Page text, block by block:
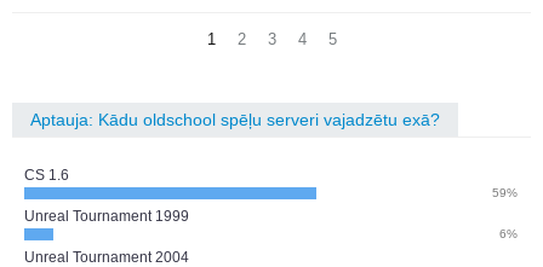
1 2 3 4 5
Aptauja: Kādu oldschool spēļu serveri vajadzētu exā?
CS 1.6
59%
Unreal Tournament 1999
6%
Unreal Tournament 2004